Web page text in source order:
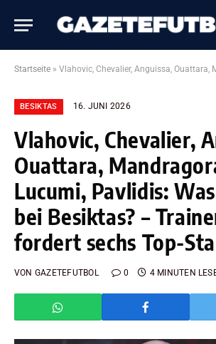
Startseite » Vlahovic, Chevalier, Anguissa, Ouattara, Mandragora, Lucumi, Pavlidis: Was läuft da bei
BESIKTAS 16. JUNI 2026
Vlahovic, Chevalier,
Ouattara,
Lucumi, Pavlidis:
bei Besiktas? –
fordert sechs Top-
VON GAZETEFUTBOL 0 4 MINUTEN